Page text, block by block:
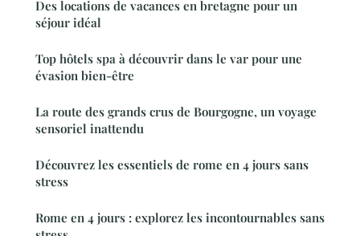
Des locations de vacances en bretagne pour un
séjour idéal
Top hôtels spa à découvrir dans le var pour une
évasion bien-être
La route des grands crus de Bourgogne, un voyage
sensoriel inattendu
Découvrez les essentiels de rome en 4 jours sans
stress
Rome en 4 jours : explorez les incontournables sans